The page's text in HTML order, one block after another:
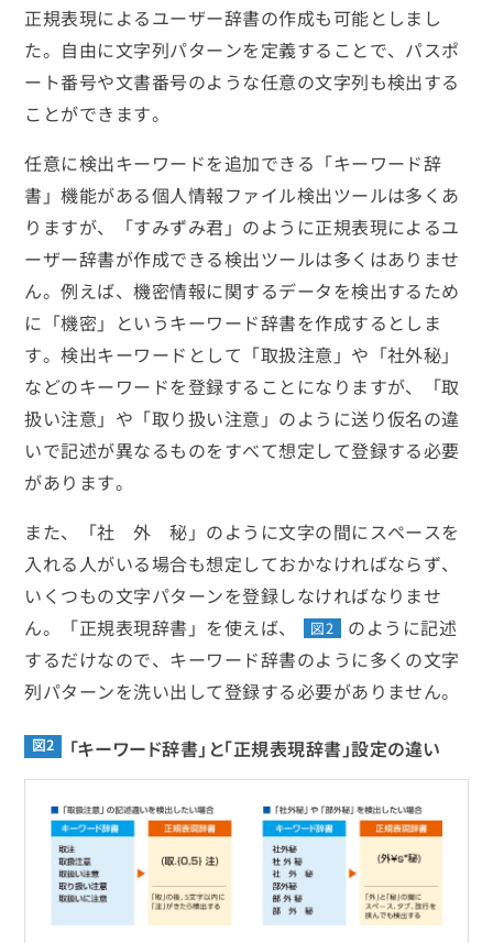
正規表現によるユーザー辞書の作成も可能としまし
た。自由に文字列パターンを定義することで、パスポ
ート番号や文書番号のような任意の文字列も検出する
ことができます。
任意に検出キーワードを追加できる「キーワード辞
書」機能がある個人情報ファイル検出ツールは多くあ
りますが、「すみずみ君」のように正規表現によるユ
ーザー辞書が作成できる検出ツールは多くはありませ
ん。例えば、機密情報に関するデータを検出するため
に「機密」というキーワード辞書を作成するとしま
す。検出キーワードとして「取扱注意」や「社外秘」
などのキーワードを登録することになりますが、「取
扱い注意」や「取り扱い注意」のように送り仮名の違
いで記述が異なるものをすべて想定して登録する必要
があります。
また、「社 外 秘」のように文字の間にスペースを
入れる人がいる場合も想定しておかなければならず、
いくつもの文字パターンを登録しなければなりませ
ん。「正規表現辞書」を使えば、
図2
のように記述
するだけなので、キーワード辞書のように多くの文字
列パターンを洗い出して登録する必要がありません。
図2 「キーワード辞書」と「正規表現辞書」設定の違い